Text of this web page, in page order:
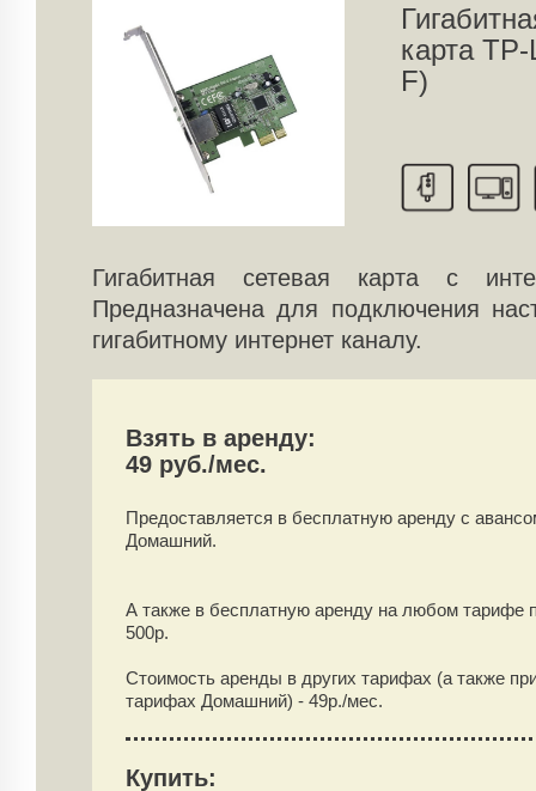
карта
F)
Гигабитная сетевая карта с
Предназначена для подключения
гигабитному интернет каналу.
Взять в аренду:
49 руб./мес.
Предоставляется в бесплатную аренду с
Домашний.
А также в бесплатную аренду на любом тарифе
500р.
Стоимость аренды в других тарифах (а также
тарифах Домашний) - 49р./мес.
Купить: